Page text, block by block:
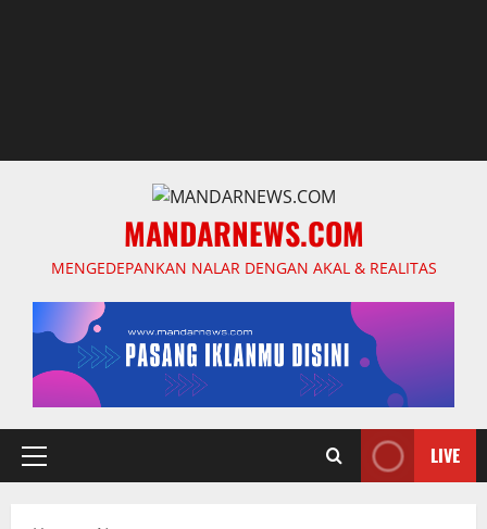
MANDARNEWS.COM
MENGEDEPANKAN NALAR DENGAN AKAL & REALITAS
Primary
LIVE